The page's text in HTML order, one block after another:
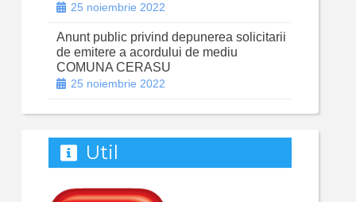
25 noiembrie 2022
Anunt public privind depunerea solicitarii
de emitere a acordului de mediu
COMUNA CERASU
25 noiembrie 2022
Util